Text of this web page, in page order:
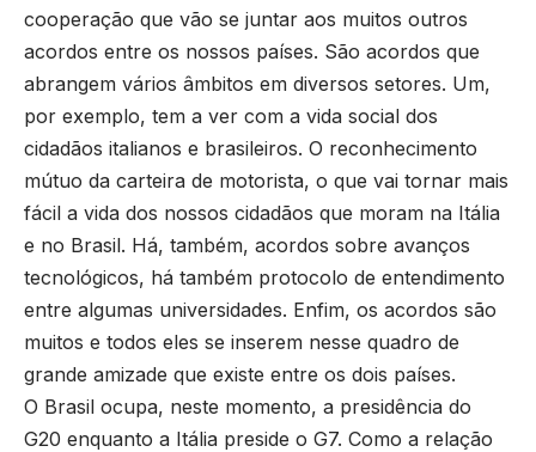
cooperação que vão se juntar aos muitos outros
acordos entre os nossos países. São acordos que
abrangem vários âmbitos em diversos setores. Um,
por exemplo, tem a ver com a vida social dos
cidadãos italianos e brasileiros. O reconhecimento
mútuo da carteira de motorista, o que vai tornar mais
fácil a vida dos nossos cidadãos que moram na Itália
e no Brasil. Há, também, acordos sobre avanços
tecnológicos, há também protocolo de entendimento
entre algumas universidades. Enfim, os acordos são
muitos e todos eles se inserem nesse quadro de
grande amizade que existe entre os dois países.
O Brasil ocupa, neste momento, a presidência do
G20 enquanto a Itália preside o G7. Como a relação